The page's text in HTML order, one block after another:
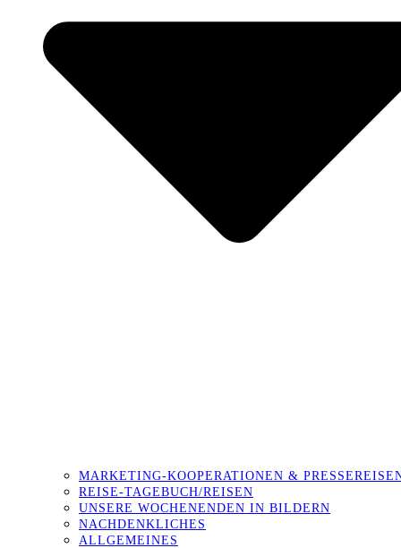
MARKETING-KOOPERATIONEN &
REISE-TAGEBUCH/REISEN
UNSERE WOCHENENDEN IN BILDERN
NACHDENKLICHES
ALLGEMEINES